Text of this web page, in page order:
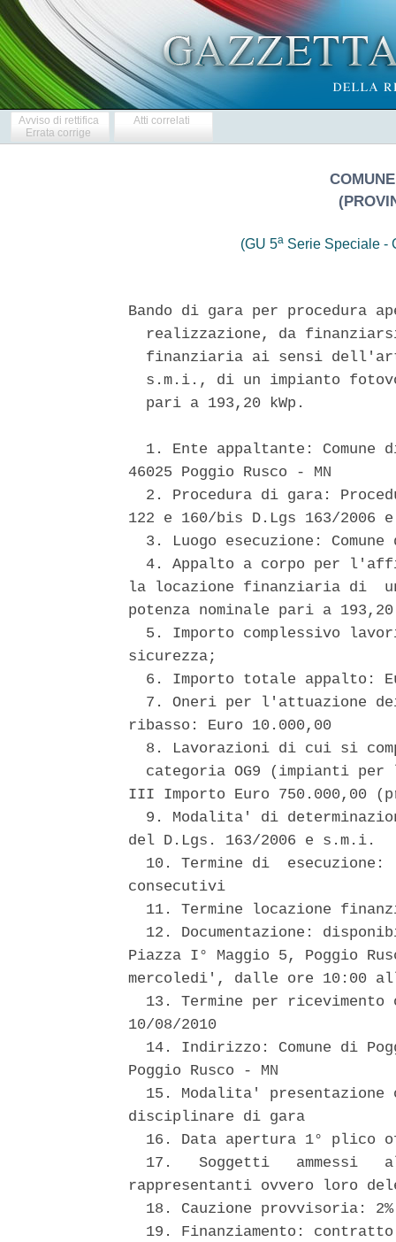
Avviso di rettifica
Errata corrige
Atti correlati
(GU 5a Serie Speciale -
Bando di gara per procedura
realizzazione, da
finanziaria ai sensi
s.m.i., di un impianto
  pari a 193,20 kWp.
1. Ente appaltante: Comune
46025 Poggio Rusco - MN
2. Procedura di gara:
122 e 160/bis D.Lgs 163/
3. Luogo esecuzione:
4. Appalto a corpo per
la locazione finanziaria di
potenza nominale pari a
5. Importo complessivo
sicurezza;
6. Importo totale appalto:
7. Oneri per l'attuazione
ribasso: Euro 10.000,00
8. Lavorazioni di cui si
categoria OG9 (impianti per
III Importo Euro 750.000,00
9. Modalita' di
del D.Lgs. 163/2006 e s.m.i.
10. Termine di  esecuzione:
consecutivi
11. Termine locazione
12. Documentazione:
Piazza I° Maggio 5,
mercoledi', dalle ore 10:00
13. Termine per ricevimento
10/08/2010
14. Indirizzo: Comune di
Poggio Rusco - MN
15. Modalita' presentazione
disciplinare di gara
16. Data apertura 1° plico
17.   Soggetti   ammessi
rappresentanti ovvero loro
18. Cauzione provvisoria:
19. Finanziamento: